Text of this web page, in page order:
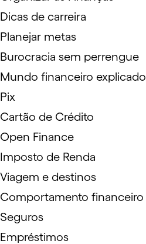
Dicas de carreira
Planejar metas
Burocracia sem perrengue
Mundo financeiro explicado
Pix
Cartão de Crédito
Open Finance
Imposto de Renda
Viagem e destinos
Comportamento financeiro
Seguros
Empréstimos